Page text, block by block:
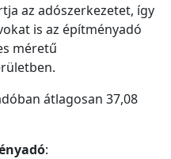
az adószerkezetet, így
is az építményadó
méretű
átlagosan 37,08
: